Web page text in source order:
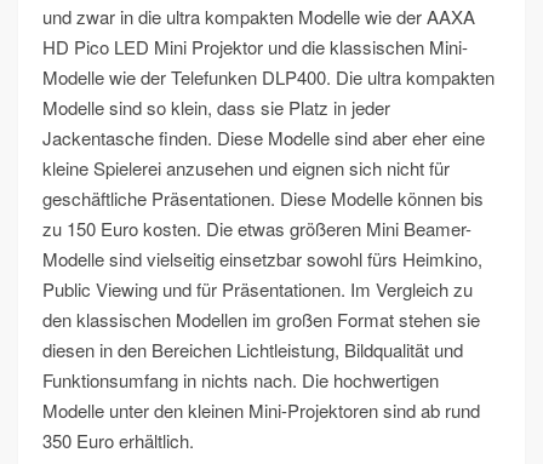
und zwar in die ultra kompakten Modelle wie der AAXA
HD Pico LED Mini Projektor und die klassischen Mini-
Modelle wie der Telefunken DLP400. Die ultra kompakten
Modelle sind so klein, dass sie Platz in jeder
Jackentasche finden. Diese Modelle sind aber eher eine
kleine Spielerei anzusehen und eignen sich nicht für
geschäftliche Präsentationen. Diese Modelle können bis
zu 150 Euro kosten. Die etwas größeren Mini Beamer-
Modelle sind vielseitig einsetzbar sowohl fürs Heimkino,
Public Viewing und für Präsentationen. Im Vergleich zu
den klassischen Modellen im großen Format stehen sie
diesen in den Bereichen Lichtleistung, Bildqualität und
Funktionsumfang in nichts nach. Die hochwertigen
Modelle unter den kleinen Mini-Projektoren sind ab rund
350 Euro erhältlich.